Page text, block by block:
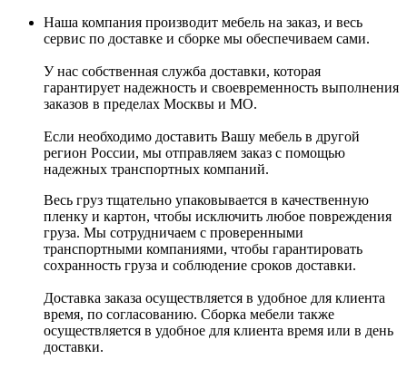
Наша компания производит мебель на заказ, и весь
сервис по доставке и сборке мы обеспечиваем сами.
У нас собственная служба доставки, которая
гарантирует надежность и своевременность выполнения
заказов в пределах Москвы и МО.
Если необходимо доставить Вашу мебель в другой
регион России, мы отправляем заказ с помощью
надежных транспортных компаний.
Весь груз тщательно упаковывается в качественную
пленку и картон, чтобы исключить любое повреждения
груза. Мы сотрудничаем с проверенными
транспортными компаниями, чтобы гарантировать
сохранность груза и соблюдение сроков доставки.
Доставка заказа осуществляется в удобное для клиента
время, по согласованию. Сборка мебели также
осуществляется в удобное для клиента время или в день
доставки.